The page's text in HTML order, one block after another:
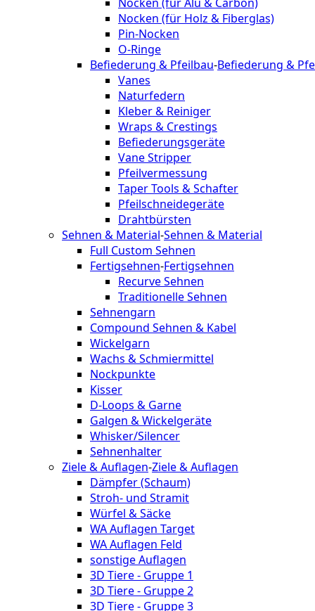
Nocken (für Holz & Fiberglas)
Pin-Nocken
O-Ringe
Befiederung & Pfeilbau-Befiederung &
Vanes
Naturfedern
Kleber & Reiniger
Wraps & Crestings
Befiederungsgeräte
Vane Stripper
Pfeilvermessung
Taper Tools & Schafter
Pfeilschneidegeräte
Drahtbürsten
Sehnen & Material-Sehnen & Material
Full Custom Sehnen
Fertigsehnen-Fertigsehnen
Recurve Sehnen
Traditionelle Sehnen
Sehnengarn
Compound Sehnen & Kabel
Wickelgarn
Wachs & Schmiermittel
Nockpunkte
Kisser
D-Loops & Garne
Galgen & Wickelgeräte
Whisker/Silencer
Sehnenhalter
Ziele & Auflagen-Ziele & Auflagen
Dämpfer (Schaum)
Stroh- und Stramit
Würfel & Säcke
WA Auflagen Target
WA Auflagen Feld
sonstige Auflagen
3D Tiere - Gruppe 1
3D Tiere - Gruppe 2
3D Tiere - Gruppe 3